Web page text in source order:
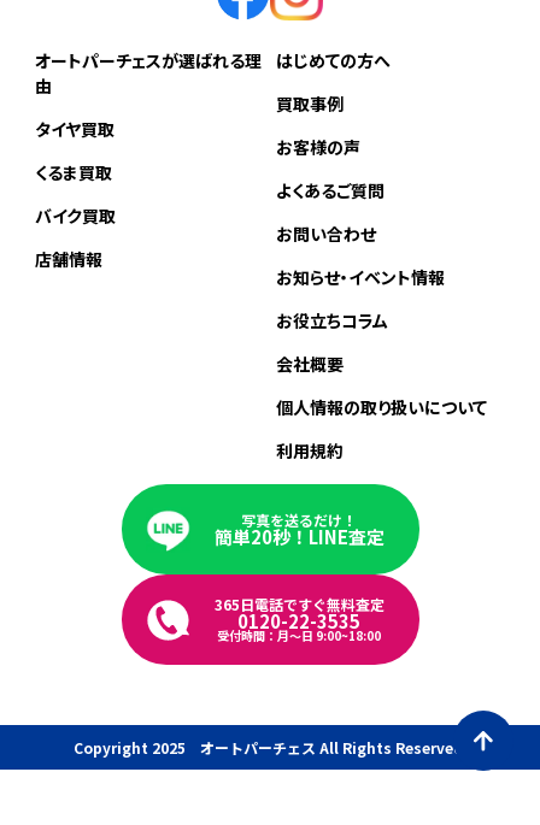
オートパーチェスが選ばれる理
由
タイヤ買取
くるま買取
バイク買取
店舗情報
はじめての方へ
買取事例
お客様の声
よくあるご質問
お問い合わせ
お知らせ・イベント情報
お役立ちコラム
会社概要
個人情報の取り扱いについて
利用規約
写真を送るだけ！
簡単20秒！LINE査定
365日電話ですぐ無料査定
0120-22-3535
受付時間：月〜日 9:00~18:00
Copyright 2025 オートパーチェス All Rights Reserved.